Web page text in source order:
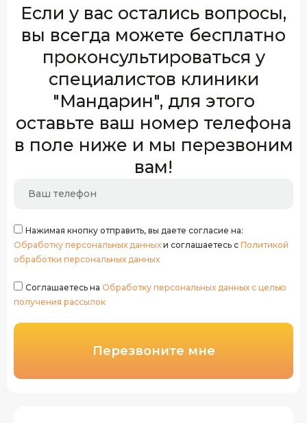
Если у вас остались вопросы,
вы всегда можете бесплатно
проконсультироваться у
специалистов клиники
"Мандарин", для этого
оставьте ваш номер телефона
в поле ниже и мы перезвоним
вам!
Нажимая кнопку отправить, вы даете согласие на:
Обработку персональных данных и соглашаетесь с Политикой
обработки персональных данных
Соглашаетесь на Обработку персональных данных с целью
получения рассылок
Перезвоните мне